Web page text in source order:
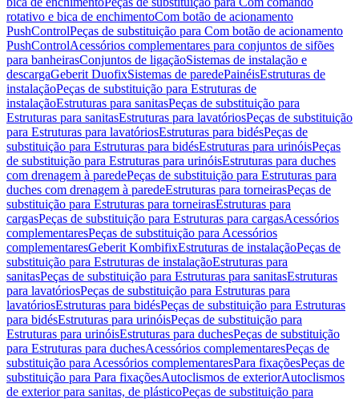
rotativo e bica de enchimentoCom botão de acionamento
PushControlPeças de substituição para Com botão de acionamento
PushControlAcessórios complementares para conjuntos de sifões
para banheirasConjuntos de ligaçãoSistemas de instalação e
descargaGeberit DuofixSistemas de paredePainéisEstruturas de
instalaçãoPeças de substituição para Estruturas de
instalaçãoEstruturas para sanitasPeças de substituição para
Estruturas para sanitasEstruturas para lavatóriosPeças de substituição
para Estruturas para lavatóriosEstruturas para bidésPeças de
substituição para Estruturas para bidésEstruturas para urinóisPeças
de substituição para Estruturas para urinóisEstruturas para duches
com drenagem à paredePeças de substituição para Estruturas para
duches com drenagem à paredeEstruturas para torneirasPeças de
substituição para Estruturas para torneirasEstruturas para
cargasPeças de substituição para Estruturas para cargasAcessórios
complementaresPeças de substituição para Acessórios
complementaresGeberit KombifixEstruturas de instalaçãoPeças de
substituição para Estruturas de instalaçãoEstruturas para
sanitasPeças de substituição para Estruturas para sanitasEstruturas
para lavatóriosPeças de substituição para Estruturas para
lavatóriosEstruturas para bidésPeças de substituição para Estruturas
para bidésEstruturas para urinóisPeças de substituição para
Estruturas para urinóisEstruturas para duchesPeças de substituição
para Estruturas para duchesAcessórios complementaresPeças de
substituição para Acessórios complementaresPara fixaçõesPeças de
substituição para Para fixaçõesAutoclismos de exteriorAutoclismos
de exterior para sanitas, de plásticoPeças de substituição para